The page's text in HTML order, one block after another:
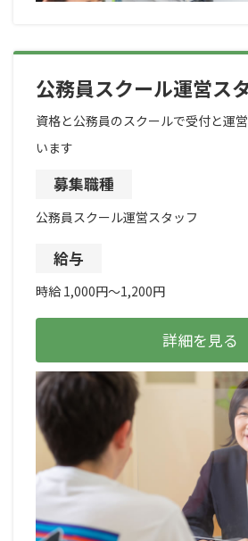
公務員スクール運営ス
資格と公務員のスクールで受付と運
います
募集職種
公務員スクール運営スタッフ
給与
時給 1,000円～1,200円
詳細を見る